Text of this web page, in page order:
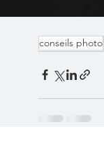
conseils photo